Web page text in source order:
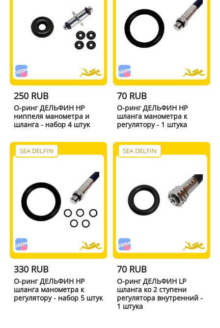
250 RUB
О-ринг ДЕЛЬФИН HP
ниппеля манометра и
шланга - набор 4 штук
70 RUB
О-ринг ДЕЛЬФИН HP
шланга манометра к
регулятору - 1 штука
SEA DELFIN
330 RUB
О-ринг ДЕЛЬФИН HP
шланга манометра к
регулятору - набор 5 штук
SEA DELFIN
70 RUB
О-ринг ДЕЛЬФИН LP
шланга ко 2 ступени
регулятора внутренний -
1 штука